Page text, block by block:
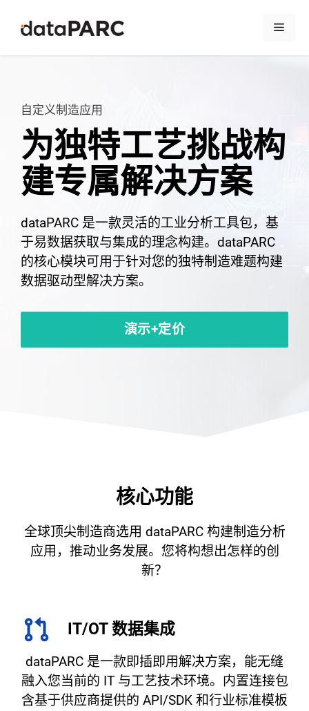
菜单
自定义制造应用
为独特工艺挑战构
建专属解决方案
dataPARC 是一款灵活的工业分析工具包，基
于易数据获取与集成的理念构建。dataPARC
的核心模块可用于针对您的独特制造难题构建
数据驱动型解决方案。
演示+定价
核心功能
全球顶尖制造商选用 dataPARC 构建制造分析
应用，推动业务发展。您将构想出怎样的创
新？
IT/OT 数据集成
dataPARC 是一款即插即用解决方案，能无缝
融入您当前的 IT 与工艺技术环境。内置连接包
含基于供应商提供的 API/SDK 和行业标准模板